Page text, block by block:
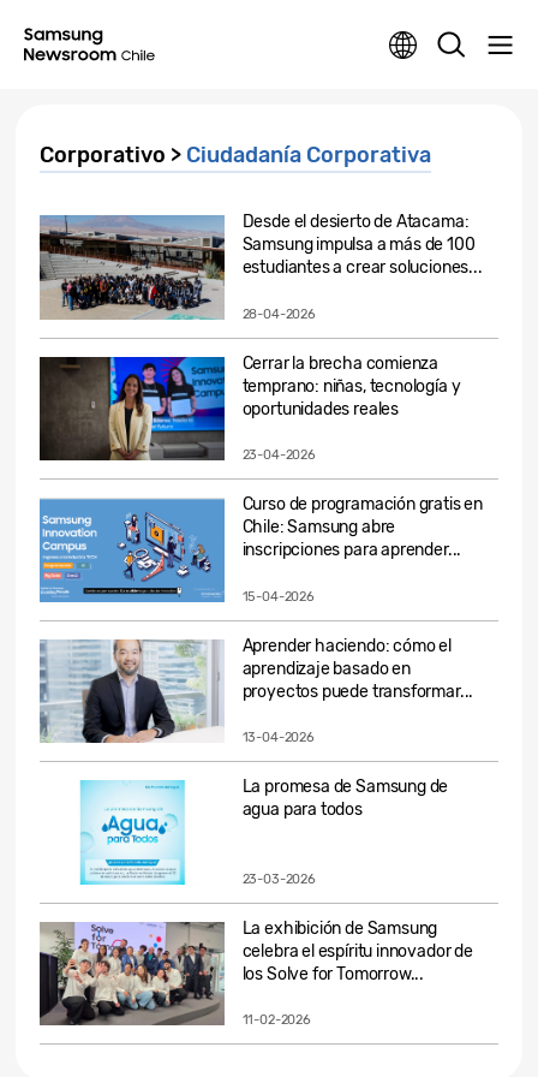
Corporativo > Ciudadanía Corporativa
Desde el desierto de Atacama:
Samsung impulsa a más de 100
estudiantes a crear soluciones...
28-04-2026
Cerrar la brecha comienza
temprano: niñas, tecnología y
oportunidades reales
23-04-2026
Curso de programación gratis en
Chile: Samsung abre
inscripciones para aprender...
15-04-2026
Aprender haciendo: cómo el
aprendizaje basado en
proyectos puede transformar...
13-04-2026
La promesa de Samsung de
agua para todos
23-03-2026
La exhibición de Samsung
celebra el espíritu innovador de
los Solve for Tomorrow...
11-02-2026